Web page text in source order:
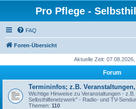
Pro Pflege -
FAQ
Foren-Übersicht
Aktuelle Zeit:
Forum
Termininfos; z.B.
Wichtige Hinweise zu Veranstaltungen -
Selbsthilfenetzwerk" - Radio- und TV-
Themen: 110